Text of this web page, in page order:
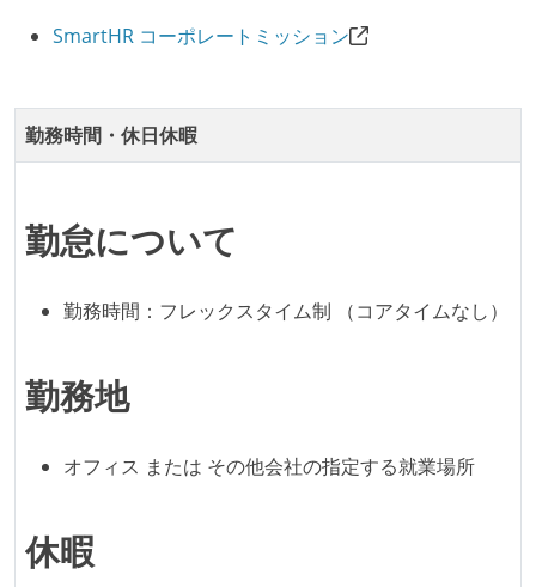
る
トムアップで実施されたことがある
任で好きなものを使うことができる
企画を決定する場に、実装を担当する開発メンバーが
タスクの見積もりは、実装を担当するメンバーが中心
全体のスケジュール管理は、途中の成果を随時確認し
ながら、納期または盛り込む機能を柔軟に調整する形
プロダクトの開発言語やフレームワークなど主要な構
ていない
SmartHR コーポレートミッション
勤務時間・休日休暇
勤怠について
勤務時間：フレックスタイム制 （コアタイムなし）
勤務地
オフィス または その他会社の指定する就業場所
休暇